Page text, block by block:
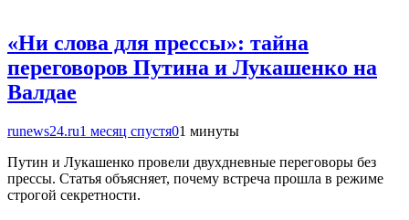
«Ни слова для прессы»: тайна
переговоров Путина и Лукашенко на
Валдае
runews24.ru1 месяц спустя01 минуты
Путин и Лукашенко провели двухдневные переговоры без
прессы. Статья объясняет, почему встреча прошла в режиме
строгой секретности.